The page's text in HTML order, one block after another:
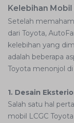
Kelebihan Mobil
Setelah
dari Toyota,
kelebihan yang
adalah beberapa
Toyota menonjol
1. Desain
Salah satu hal
mobil LCGC